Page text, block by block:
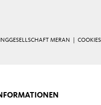
MERAN | COOKIES